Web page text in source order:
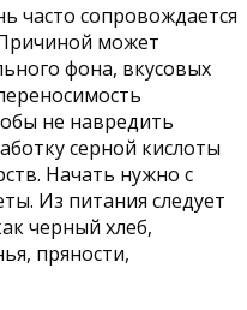
часто сопровождается
может
фона, вкусовых
не навредить
серной кислоты
Начать нужно с
Из питания следует
черный хлеб,
пряности,